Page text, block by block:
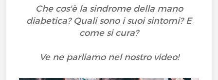
Che cos'è la sindrome della mano
diabetica? Quali sono i suoi sintomi? E
come si cura?
Ve ne parliamo nel nostro video!